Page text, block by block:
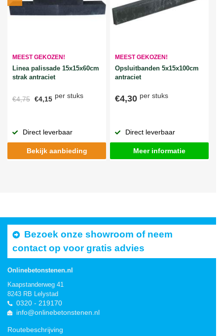
MEEST GEKOZEN!
Linea palissade 15x15x60cm
strak antraciet
€4,75 €4,15 per stuks
Direct leverbaar
Bekijk aanbieding
MEEST GEKOZEN!
Opsluitbanden 5x15x100cm
antraciet
€4,30 per stuks
Direct leverbaar
Meer informatie
Bezoek onze showroom of neem
contact op voor gratis advies
Onlinebetonstenen.nl
Kaapstanderweg 41
8243 RB Lelystad
0320 - 219170
info@onlinebetonstenen.nl
Routebeschrijving